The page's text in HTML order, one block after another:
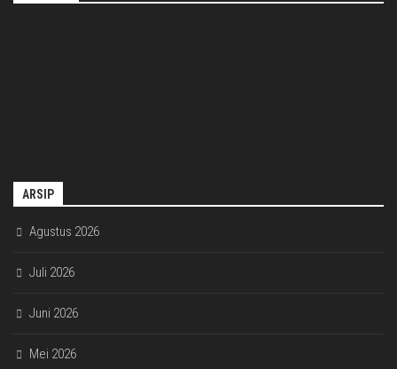
ARSIP
Agustus 2026
Juli 2026
Juni 2026
Mei 2026